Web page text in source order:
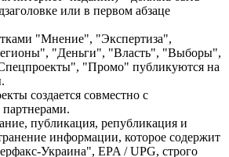
или в первом абзаце
"Мнение", "Экспертиза",
"Деньги", "Власть", "Выборы",
"Промо" публикуются на
создается совместно с
публикация, републикация и
информации, которое содержит
Украина", EPA / UPG, строго